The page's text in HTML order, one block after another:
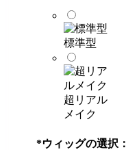
標準型
超リアル
メイク
*ウィッグの選択：